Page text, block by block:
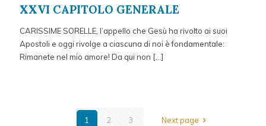
XXVI CAPITOLO GENERALE
CARISSIME SORELLE, l’appello che Gesù ha rivolto ai suoi
Apostoli e oggi rivolge a ciascuna di noi è fondamentale:
Rimanete nel mio amore! Da qui non […]
1 2 3 Next page